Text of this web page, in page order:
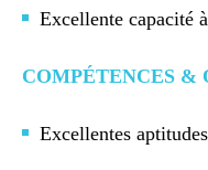
Excellente capacité
COMPÉTENCES &
Excellentes